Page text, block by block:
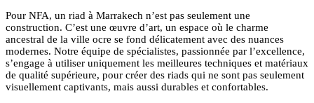
Pour NFA, un riad à Marrakech n’est pas seulement une
construction. C’est une œuvre d’art, un espace où le charme
ancestral de la ville ocre se fond délicatement avec des nuances
modernes. Notre équipe de spécialistes, passionnée par l’excellence,
s’engage à utiliser uniquement les meilleures techniques et matériaux
de qualité supérieure, pour créer des riads qui ne sont pas seulement
visuellement captivants, mais aussi durables et confortables.